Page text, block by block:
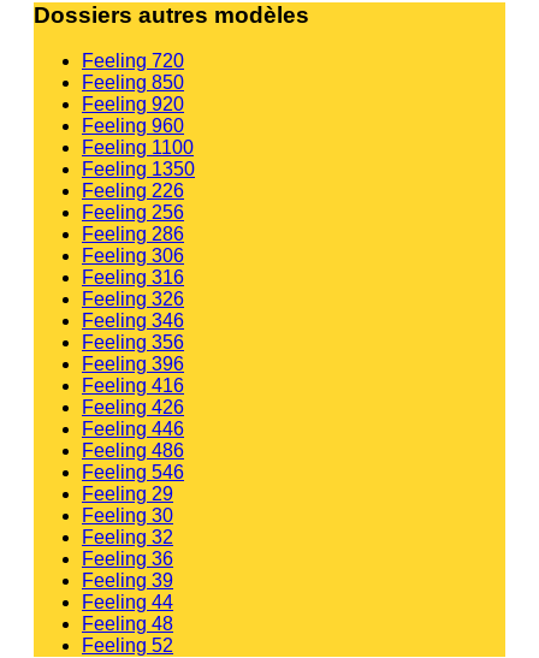
Dossiers autres modèles
Feeling 720
Feeling 850
Feeling 920
Feeling 960
Feeling 1100
Feeling 1350
Feeling 226
Feeling 256
Feeling 286
Feeling 306
Feeling 316
Feeling 326
Feeling 346
Feeling 356
Feeling 396
Feeling 416
Feeling 426
Feeling 446
Feeling 486
Feeling 546
Feeling 29
Feeling 30
Feeling 32
Feeling 36
Feeling 39
Feeling 44
Feeling 48
Feeling 52